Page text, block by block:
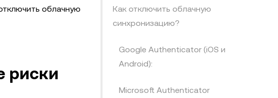
облачную
риски
Как отключить облачную
синхронизацию?
Google Authenticator (iOS и
Android):
Microsoft Authenticator